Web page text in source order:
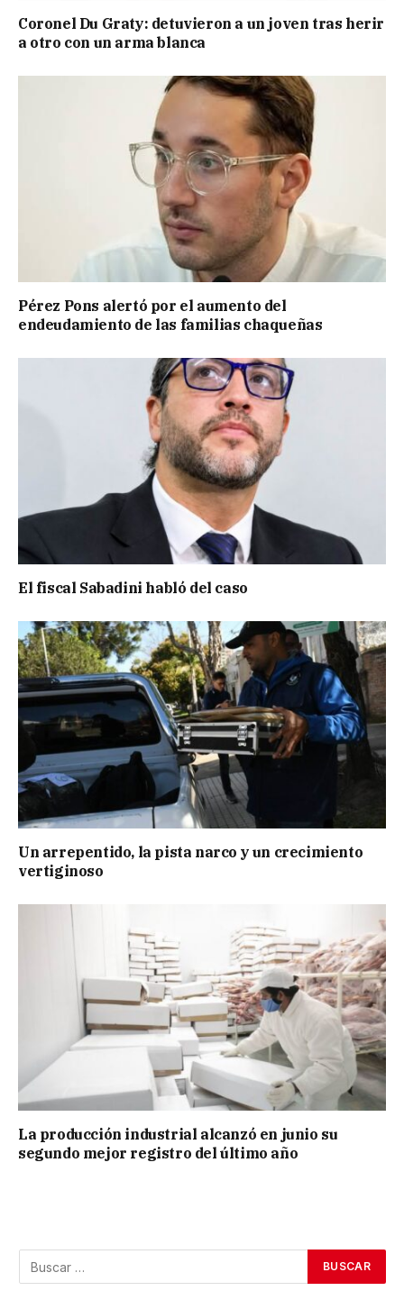
Coronel Du Graty: detuvieron a un joven tras herir
a otro con un arma blanca
Pérez Pons alertó por el aumento del
endeudamiento de las familias chaqueñas
El fiscal Sabadini habló del caso
Un arrepentido, la pista narco y un crecimiento
vertiginoso
La producción industrial alcanzó en junio su
segundo mejor registro del último año